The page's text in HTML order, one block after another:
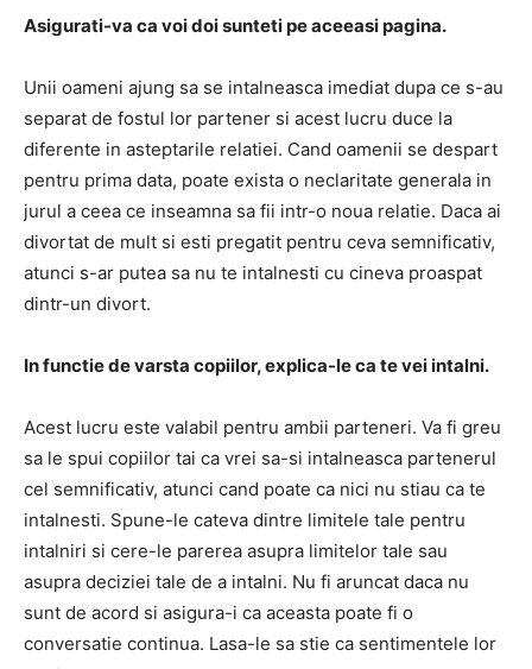
Asigurati-va ca voi doi sunteti pe aceeasi pagina.
Unii oameni ajung sa se intalneasca imediat dupa ce s-au
separat de fostul lor partener si acest lucru duce la
diferente in asteptarile relatiei. Cand oamenii se despart
pentru prima data, poate exista o neclaritate generala in
jurul a ceea ce inseamna sa fii intr-o noua relatie. Daca ai
divortat de mult si esti pregatit pentru ceva semnificativ,
atunci s-ar putea sa nu te intalnesti cu cineva proaspat
dintr-un divort.
In functie de varsta copiilor, explica-le ca te vei intalni.
Acest lucru este valabil pentru ambii parteneri. Va fi greu
sa le spui copiilor tai ca vrei sa-si intalneasca partenerul
cel semnificativ, atunci cand poate ca nici nu stiau ca te
intalnesti. Spune-le cateva dintre limitele tale pentru
intalniri si cere-le parerea asupra limitelor tale sau
asupra deciziei tale de a intalni. Nu fi aruncat daca nu
sunt de acord si asigura-i ca aceasta poate fi o
conversatie continua. Lasa-le sa stie ca sentimentele lor